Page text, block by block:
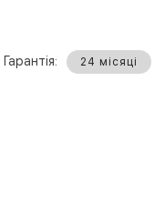
Гарантія: 24 місяці